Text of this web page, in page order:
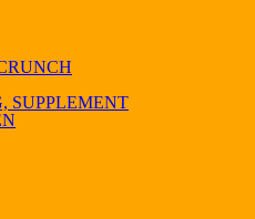
SUPPLEMENT